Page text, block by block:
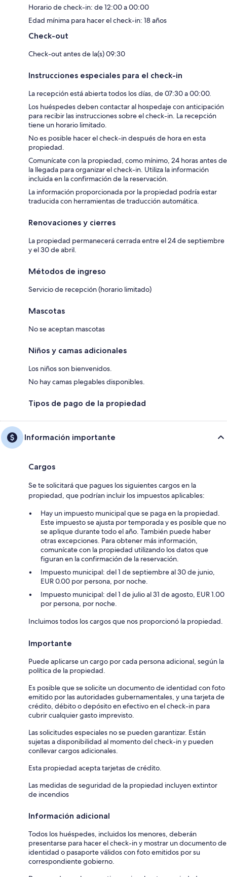
Horario de check-in: de 12:00 a 00:00
Edad mínima para hacer el check-in: 18 años
Check-out
Check-out antes de la(s) 09:30
Instrucciones especiales para el check-in
La recepción está abierta todos los días, de 07:30 a 00:00.
Los huéspedes deben contactar al hospedaje con anticipación
para recibir las instrucciones sobre el check-in. La recepción
tiene un horario limitado.
No es posible hacer el check-in después de hora en esta
propiedad.
Comunícate con la propiedad, como mínimo, 24 horas antes de
la llegada para organizar el check-in. Utiliza la información
incluida en la confirmación de la reservación.
La información proporcionada por la propiedad podría estar
traducida con herramientas de traducción automática.
Renovaciones y cierres
La propiedad permanecerá cerrada entre el 24 de septiembre
y el 30 de abril.
Métodos de ingreso
Servicio de recepción (horario limitado)
Mascotas
No se aceptan mascotas
Niños y camas adicionales
Los niños son bienvenidos.
No hay camas plegables disponibles.
Tipos de pago de la propiedad
Información importante
Cargos
Se te solicitará que pagues los siguientes cargos en la
propiedad, que podrían incluir los impuestos aplicables:
Hay un impuesto municipal que se paga en la propiedad.
Este impuesto se ajusta por temporada y es posible que no
se aplique durante todo el año. También puede haber
otras excepciones. Para obtener más información,
comunícate con la propiedad utilizando los datos que
figuran en la confirmación de la reservación.
Impuesto municipal: del 1 de septiembre al 30 de junio,
EUR 0.00 por persona, por noche.
Impuesto municipal: del 1 de julio al 31 de agosto, EUR 1.00
por persona, por noche.
Incluimos todos los cargos que nos proporcionó la propiedad.
Importante
Puede aplicarse un cargo por cada persona adicional, según la
política de la propiedad.
Es posible que se solicite un documento de identidad con foto
emitido por las autoridades gubernamentales, y una tarjeta de
crédito, débito o depósito en efectivo en el check-in para
cubrir cualquier gasto imprevisto.
Las solicitudes especiales no se pueden garantizar. Están
sujetas a disponibilidad al momento del check-in y pueden
conllevar cargos adicionales.
Esta propiedad acepta tarjetas de crédito.
Las medidas de seguridad de la propiedad incluyen extintor
de incendios
Información adicional
Todos los huéspedes, incluidos los menores, deberán
presentarse para hacer el check-in y mostrar un documento de
identidad o pasaporte válidos con foto emitidos por su
correspondiente gobierno.